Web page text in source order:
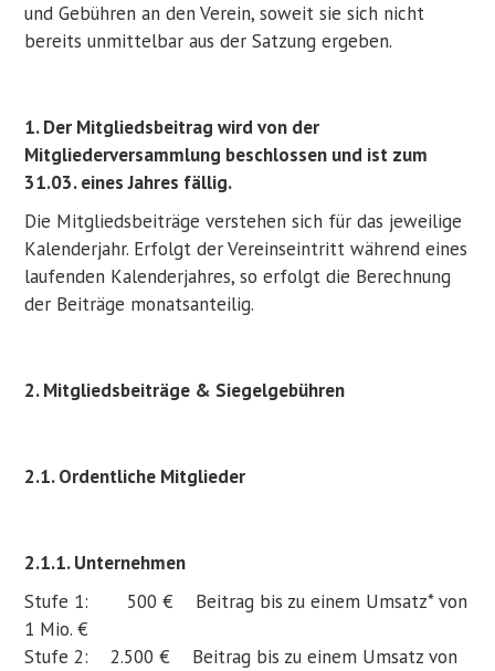
und Gebühren an den Verein, soweit sie sich nicht
bereits unmittelbar aus der Satzung ergeben.
1. Der Mitgliedsbeitrag wird von der
Mitgliederversammlung beschlossen und ist zum
31.03. eines Jahres fällig.
Die Mitgliedsbeiträge verstehen sich für das jeweilige
Kalenderjahr. Erfolgt der Vereinseintritt während eines
laufenden Kalenderjahres, so erfolgt die Berechnung
der Beiträge monatsanteilig.
2. Mitgliedsbeiträge & Siegelgebühren
2.1. Ordentliche Mitglieder
2.1.1. Unternehmen
Stufe 1: 500 € Beitrag bis zu einem Umsatz* von
1 Mio. €
Stufe 2: 2.500 € Beitrag bis zu einem Umsatz von